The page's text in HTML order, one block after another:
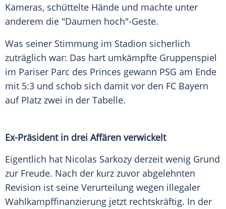
Kameras, schüttelte Hände und machte unter
anderem die "Daumen hoch"-Geste.
Was seiner Stimmung im Stadion sicherlich
zuträglich war: Das hart umkämpfte Gruppenspiel
im Pariser Parc des Princes gewann PSG am Ende
mit 5:3 und schob sich damit vor den FC Bayern
auf Platz zwei in der Tabelle.
Ex-Präsident in drei Affären verwickelt
Eigentlich hat Nicolas Sarkozy derzeit wenig Grund
zur Freude. Nach der kurz zuvor abgelehnten
Revision ist seine Verurteilung wegen illegaler
Wahlkampffinanzierung jetzt rechtskräftig. In der